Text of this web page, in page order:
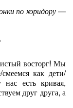
по коридору —
восторг! Мы
как дети/
есть кривая,
друг друга, а